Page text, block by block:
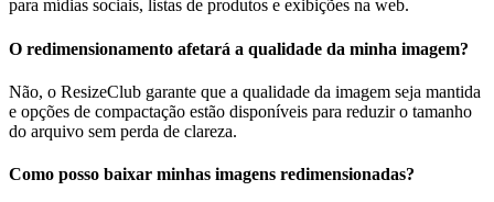
para mídias sociais, listas de produtos e exibições na web.
O redimensionamento afetará a qualidade da minha imagem?
Não, o ResizeClub garante que a qualidade da imagem seja mantida
e opções de compactação estão disponíveis para reduzir o tamanho
do arquivo sem perda de clareza.
Como posso baixar minhas imagens redimensionadas?